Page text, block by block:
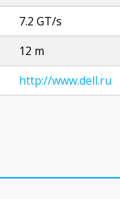
7.2 GT/s
12 m
http://www.dell.ru